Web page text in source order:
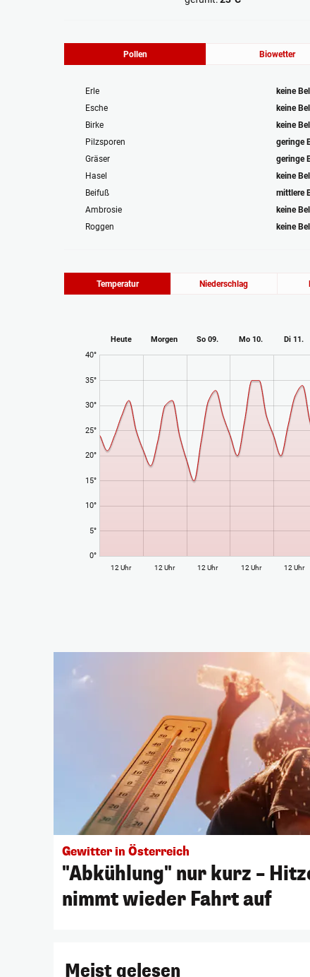
Pollen Biowetter
Erle
keine
Esche
keine
Birke
keine
Pilzsporen
geringe
Gräser
geringe
Hasel
keine
Beifuß
mittlere
Ambrosie
keine
Roggen
keine
Temperatur Niederschlag
Heute Morgen So 09. Mo 10. Di 11.
0°
5°
10°
15°
20°
25°
30°
35°
40°
12 Uhr 12 Uhr 12 Uhr 12 Uhr 12 Uhr
Gewitter in Österreich
"Abkühlung" nur kurz –
nimmt wieder Fahrt auf
Meist gelesen